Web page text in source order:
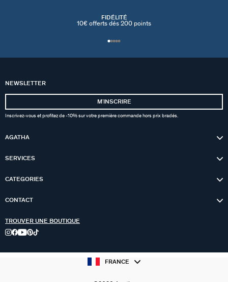
FIDÉLITÉ
10€ offerts dés 200 points
NEWSLETTER
MʼINSCRIRE
Inscrivez-vous et profitez de -10% sur votre première commande hors prix bradés.
AGATHA
SERVICES
CATEGORIES
CONTACT
TROUVER UNE BOUTIQUE
FRANCE